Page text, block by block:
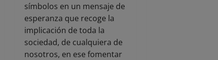
símbolos en un mensaje de
esperanza que recoge la
implicación de toda la
sociedad, de cualquiera de
nosotros, en ese fomentar